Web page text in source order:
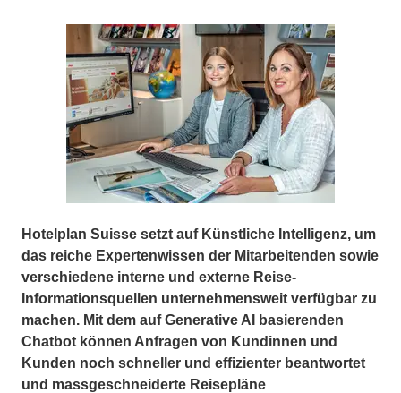
Hotelplan Suisse setzt auf Künstliche Intelligenz, um
das reiche Expertenwissen der Mitarbeitenden sowie
verschiedene interne und externe Reise-
Informationsquellen unternehmensweit verfügbar zu
machen. Mit dem auf Generative AI basierenden
Chatbot können Anfragen von Kundinnen und
Kunden noch schneller und effizienter beantwortet
und massgeschneiderte Reisepläne